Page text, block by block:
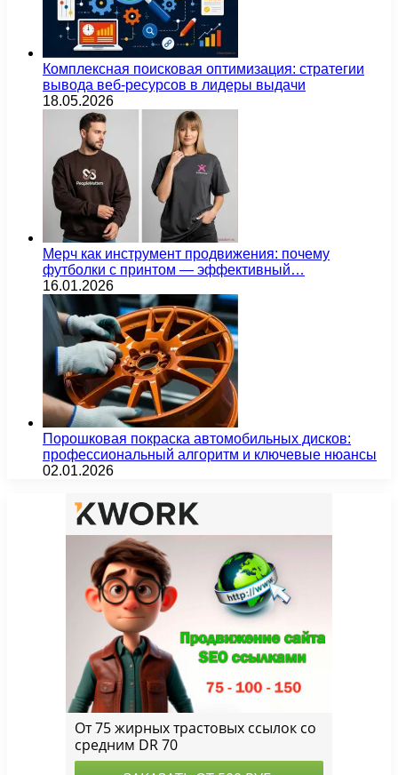
Комплексная поисковая оптимизация: стратегии
вывода веб-ресурсов в лидеры выдачи
18.05.2026
Мерч как инструмент продвижения: почему
футболки с принтом — эффективный…
16.01.2026
Порошковая покраска автомобильных дисков:
профессиональный алгоритм и ключевые нюансы
02.01.2026